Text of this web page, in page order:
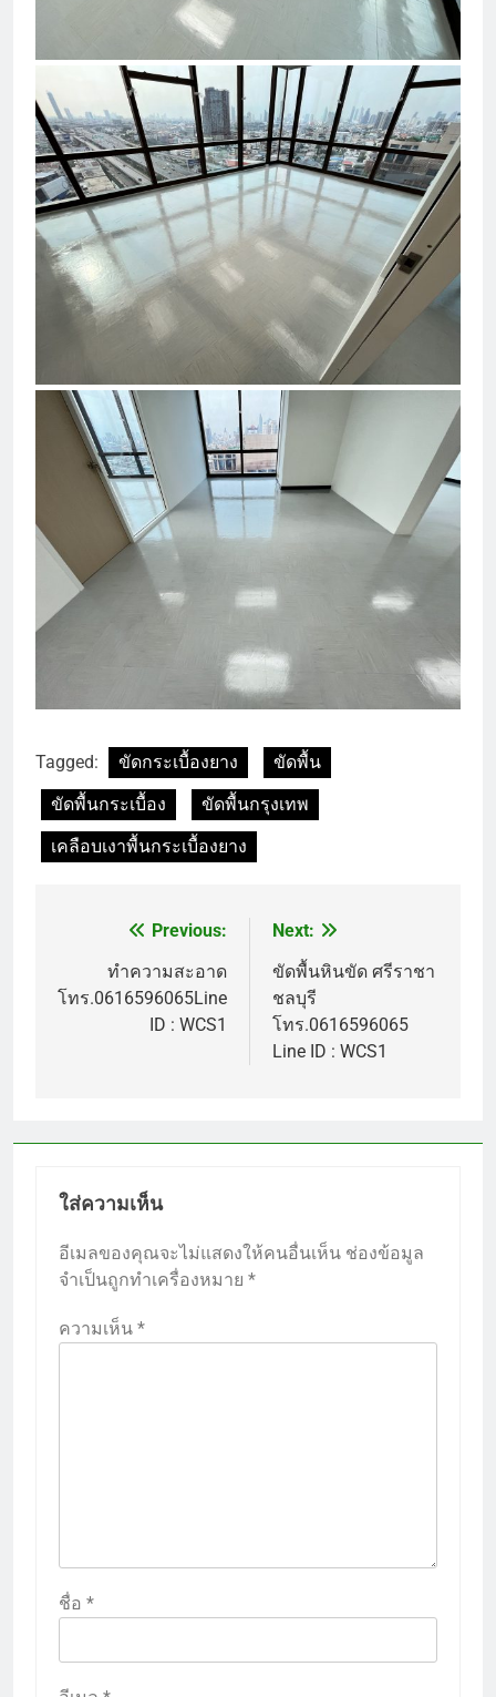
Tagged: ขัดกระเบื้องยาง
ขัดพื้น
ขัดพื้นกระเบื้อง
ขัดพื้นกรุงเทพ
เคลือบเงาพื้นกระเบื้องยาง
แนะแนว
เรื่อง
Previous:
ทำความสะอาด
โทร.0616596065Line
ID : WCS1
Next:
ขัดพื้นหินขัด ศรีราชา
ชลบุรี
โทร.0616596065
Line ID : WCS1
ใส่ความเห็น
อีเมลของคุณจะไม่แสดงให้คนอื่นเห็น ช่องข้อมูล
จำเป็นถูกทำเครื่องหมาย *
ความเห็น *
ชื่อ *